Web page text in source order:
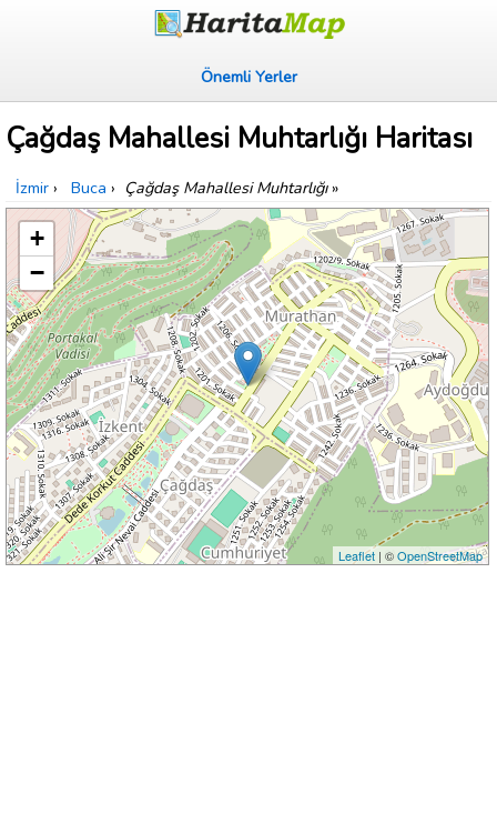
Önemli Yerler
Çağdaş Mahallesi Muhtarlığı Haritası
İzmir › Buca › Çağdaş Mahallesi Muhtarlığı»
+
−
Leaflet| ©OpenStreetMap